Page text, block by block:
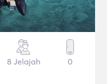
8 Jelajah 0